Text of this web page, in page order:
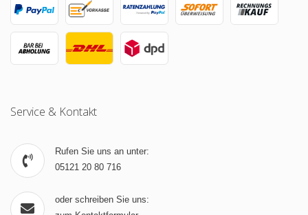
Service & Kontakt
Rufen Sie uns an unter:
05121 20 80 716
oder schreiben Sie uns: